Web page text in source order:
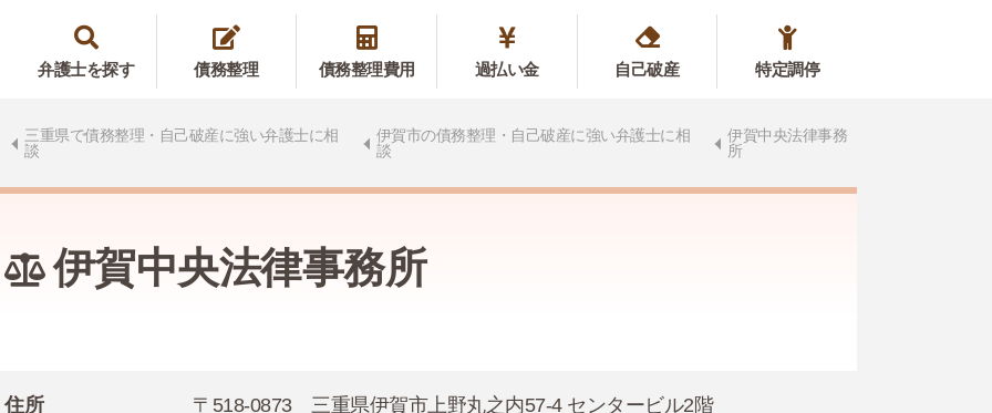
弁護士を探す 債務整理 債務整理費用 過払い金 自己破産 特定調停
三重県で債務整理・自己破産に強い弁護士に相
談
伊賀市の債務整理・自己破産に強い弁護士に相
談
伊賀中央法律事務
所
伊賀中央法律事務所
住所 〒518-0873 三重県伊賀市上野丸之内57-4 センタービル2階